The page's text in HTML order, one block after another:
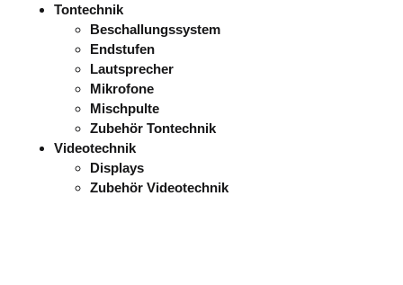
Tontechnik
Beschallungssystem
Endstufen
Lautsprecher
Mikrofone
Mischpulte
Zubehör Tontechnik
Videotechnik
Displays
Zubehör Videotechnik